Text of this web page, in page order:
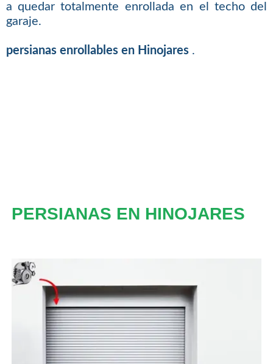
a quedar totalmente enrollada en el techo del
garaje.
persianas enrollables en Hinojares .
PERSIANAS EN HINOJARES